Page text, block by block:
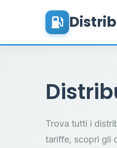
Trova tutti i
tariffe, scopri gli